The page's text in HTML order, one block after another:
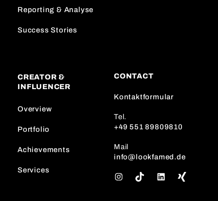
Reporting & Analyse
Success Stories
CREATOR &
INFLUENCER
Overview
Portfolio
Achievements
Services
CONTACT
Kontaktformular
Tel.
+49 551 89809810
Mail
info@lookfamed.de